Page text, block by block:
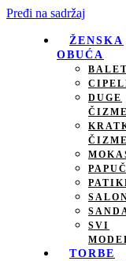
Pređi na sadržaj
ŽENSKA
OBUĆA
DUGE
ČIZME
ČIZME
SVI
TORBE